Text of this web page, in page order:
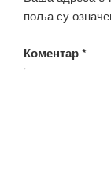
поља су
Коментар*